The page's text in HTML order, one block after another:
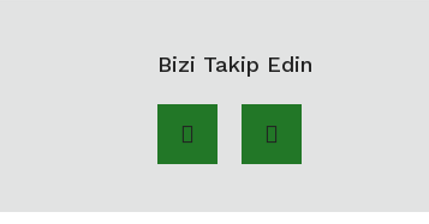
Bizi Takip Edin